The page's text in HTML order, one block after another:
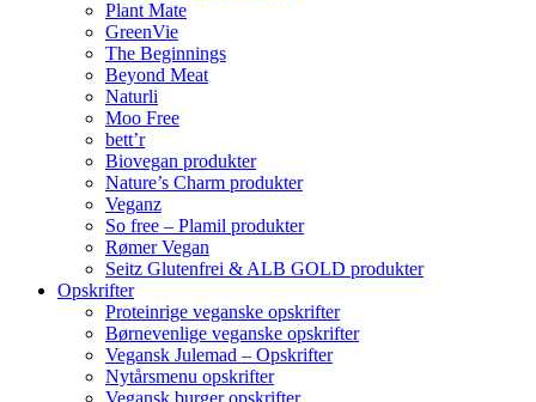
Plant Mate
GreenVie
The Beginnings
Beyond Meat
Naturli
Moo Free
bett’r
Biovegan produkter
Nature’s Charm produkter
Veganz
So free – Plamil produkter
Rømer Vegan
Seitz Glutenfrei & ALB GOLD produkter
Opskrifter
Proteinrige veganske opskrifter
Børnevenlige veganske opskrifter
Vegansk Julemad – Opskrifter
Nytårsmenu opskrifter
Vegansk burger opskrifter